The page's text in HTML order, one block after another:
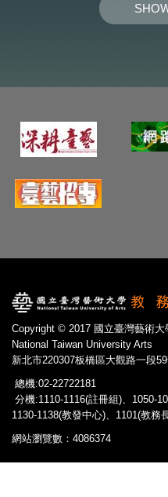
Copyright © 2017 國立臺灣藝術
National Taiwan University Arts
新北市220307板橋區大觀路一段
總機:02-22722181
分機:1110-1116(註冊組)、1050-
1130-1138(教發中心)、1101(教務
網站瀏覽數：4086374